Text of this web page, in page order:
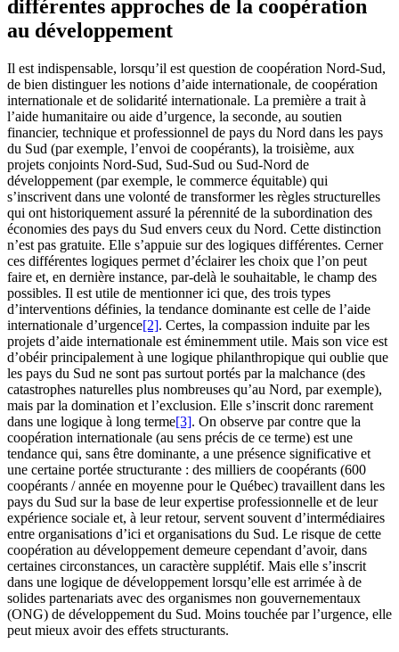
différentes approches de la coopération
au développement
Il est indispensable, lorsqu’il est question de coopération Nord-Sud,
de bien distinguer les notions d’aide internationale, de coopération
internationale et de solidarité internationale. La première a trait à
l’aide humanitaire ou aide d’urgence, la seconde, au soutien
financier, technique et professionnel de pays du Nord dans les pays
du Sud (par exemple, l’envoi de coopérants), la troisième, aux
projets conjoints Nord-Sud, Sud-Sud ou Sud-Nord de
développement (par exemple, le commerce équitable) qui
s’inscrivent dans une volonté de transformer les règles structurelles
qui ont historiquement assuré la pérennité de la subordination des
économies des pays du Sud envers ceux du Nord. Cette distinction
n’est pas gratuite. Elle s’appuie sur des logiques différentes. Cerner
ces différentes logiques permet d’éclairer les choix que l’on peut
faire et, en dernière instance, par-delà le souhaitable, le champ des
possibles. Il est utile de mentionner ici que, des trois types
d’interventions définies, la tendance dominante est celle de l’aide
internationale d’urgence[2]. Certes, la compassion induite par les
projets d’aide internationale est éminemment utile. Mais son vice est
d’obéir principalement à une logique philanthropique qui oublie que
les pays du Sud ne sont pas surtout portés par la malchance (des
catastrophes naturelles plus nombreuses qu’au Nord, par exemple),
mais par la domination et l’exclusion. Elle s’inscrit donc rarement
dans une logique à long terme[3]. On observe par contre que la
coopération internationale (au sens précis de ce terme) est une
tendance qui, sans être dominante, a une présence significative et
une certaine portée structurante : des milliers de coopérants (600
coopérants / année en moyenne pour le Québec) travaillent dans les
pays du Sud sur la base de leur expertise professionnelle et de leur
expérience sociale et, à leur retour, servent souvent d’intermédiaires
entre organisations d’ici et organisations du Sud. Le risque de cette
coopération au développement demeure cependant d’avoir, dans
certaines circonstances, un caractère supplétif. Mais elle s’inscrit
dans une logique de développement lorsqu’elle est arrimée à de
solides partenariats avec des organismes non gouvernementaux
(ONG) de développement du Sud. Moins touchée par l’urgence, elle
peut mieux avoir des effets structurants.